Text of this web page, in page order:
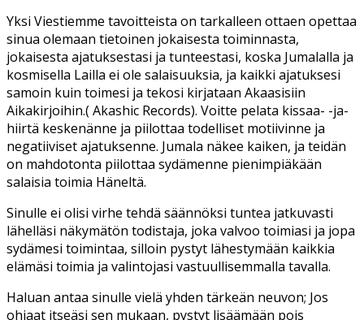
Yksi Viestiemme tavoitteista on tarkalleen ottaen opettaa
sinua olemaan tietoinen jokaisesta toiminnasta,
jokaisesta ajatuksestasi ja tunteestasi, koska Jumalalla ja
kosmisella Lailla ei ole salaisuuksia, ja kaikki ajatuksesi
samoin kuin toimesi ja tekosi kirjataan Akaasisiin
Aikakirjoihin.( Akashic Records). Voitte pelata kissaa- -ja-
hiirtä keskenänne ja piilottaa todelliset motiivinne ja
negatiiviset ajatuksenne. Jumala näkee kaiken, ja teidän
on mahdotonta piilottaa sydämenne pienimpiäkään
salaisia toimia Häneltä.
Sinulle ei olisi virhe tehdä säännöksi tuntea jatkuvasti
lähelläsi näkymätön todistaja, joka valvoo toimiasi ja jopa
sydämesi toimintaa, silloin pystyt lähestymään kaikkia
elämäsi toimia ja valintojasi vastuullisemmalla tavalla.
Haluan antaa sinulle vielä yhden tärkeän neuvon; Jos
ohjaat itseäsi sen mukaan, pystyt lisäämään pois